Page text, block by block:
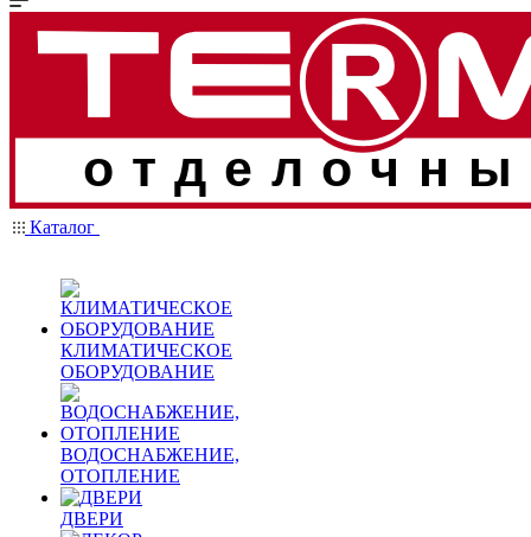
Каталог
КЛИМАТИЧЕСКОЕ
ОБОРУДОВАНИЕ
ВОДОСНАБЖЕНИЕ,
ОТОПЛЕНИЕ
ДВЕРИ